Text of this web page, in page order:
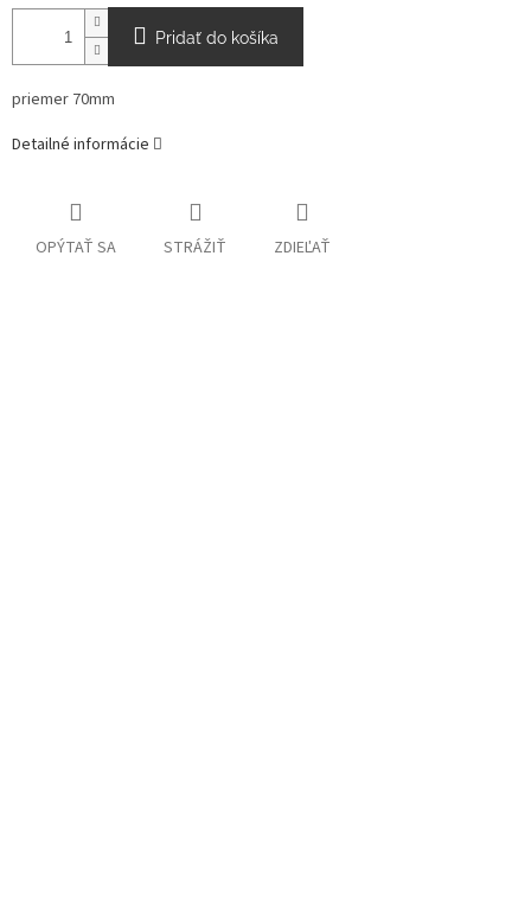
Pridať do košíka
priemer 70mm
Detailné informácie
OPÝTAŤ SA STRÁŽIŤ ZDIEĽAŤ